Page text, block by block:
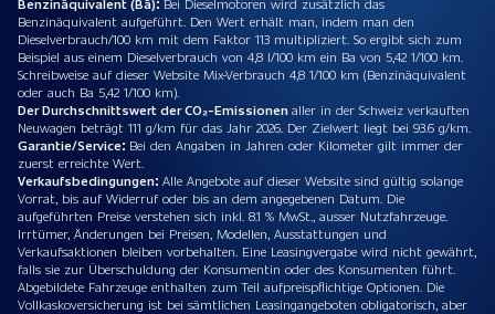
Benzinäquivalent aufgeführt. Den Wert erhält man, indem man den
Dieselverbrauch/100 km mit dem Faktor 113 multipliziert. So ergibt sich zum
Beispiel aus einem Dieselverbrauch von 4,8 l/100 km ein Ba von 5,42 1/100 km.
Schreibweise auf dieser Website Mix-Verbrauch 4,8 1/100 km (Benzinäquivalent
oder auch Ba 5,42 1/100 km).
Der Durchschnittswert der CO₂-Emissionenaller in der Schweiz verkauften
Neuwagen beträgt 111 g/km für das Jahr 2026. Der Zielwert liegt bei 93.6 g/km.
Garantie/Service: Bei den Angaben in Jahren oder Kilometer gilt immer der
zuerst erreichte Wert.
Verkaufsbedingungen: Alle Angebote auf dieser Website sind gültig solange
Vorrat, bis auf Widerruf oder bis an dem angegebenen Datum. Die
aufgeführten Preise verstehen sich inkl. 8.1 % MwSt., ausser Nutzfahrzeuge.
Irrtümer, Änderungen bei Preisen, Modellen, Ausstattungen und
Verkaufsaktionen bleiben vorbehalten. Eine Leasingvergabe wird nicht gewährt,
falls sie zur Überschuldung der Konsumentin oder des Konsumenten führt.
Abgebildete Fahrzeuge enthalten zum Teil aufpreispflichtige Optionen. Die
Vollkaskoversicherung ist bei sämtlichen Leasingangeboten obligatorisch, aber